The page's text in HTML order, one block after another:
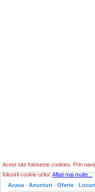
Acest site foloseste cookies. Prin
folosirii cookie-urilor.Aflati mai multe...
Acasa - Anunturi - Oferte -